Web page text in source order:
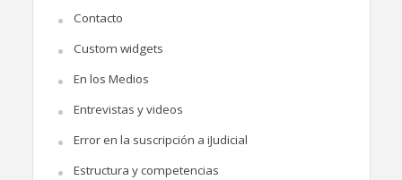
Contacto
Custom widgets
En los Medios
Entrevistas y videos
Error en la suscripción a iJudicial
Estructura y competencias